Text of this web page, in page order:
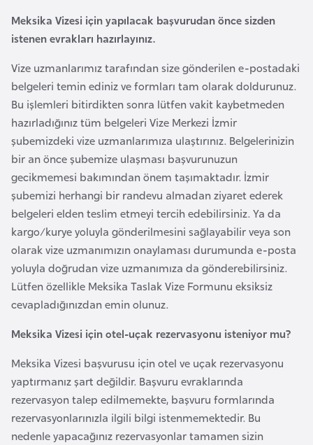
Meksika Vizesi için yapılacak başvurudan önce sizden
istenen evrakları hazırlayınız.
Vize uzmanlarımız tarafından size gönderilen e-postadaki
belgeleri temin ediniz ve formları tam olarak doldurunuz.
Bu işlemleri bitirdikten sonra lütfen vakit kaybetmeden
hazırladığınız tüm belgeleri Vize Merkezi İzmir
şubemizdeki vize uzmanlarımıza ulaştırınız. Belgelerinizin
bir an önce şubemize ulaşması başvurunuzun
gecikmemesi bakımından önem taşımaktadır. İzmir
şubemizi herhangi bir randevu almadan ziyaret ederek
belgeleri elden teslim etmeyi tercih edebilirsiniz. Ya da
kargo/kurye yoluyla gönderilmesini sağlayabilir veya son
olarak vize uzmanımızın onaylaması durumunda e-posta
yoluyla doğrudan vize uzmanımıza da gönderebilirsiniz.
Lütfen özellikle Meksika Taslak Vize Formunu eksiksiz
cevapladığınızdan emin olunuz.
Meksika Vizesi için otel-uçak rezervasyonu isteniyor mu?
Meksika Vizesi başvurusu için otel ve uçak rezervasyonu
yaptırmanız şart değildir. Başvuru evraklarında
rezervasyon talep edilmemekte, başvuru formlarında
rezervasyonlarınızla ilgili bilgi istenmemektedir. Bu
nedenle yapacağınız rezervasyonlar tamamen sizin
u
r
i
y
e
t
i
C
e
z
a
y
i
r
C
b
u
t
i